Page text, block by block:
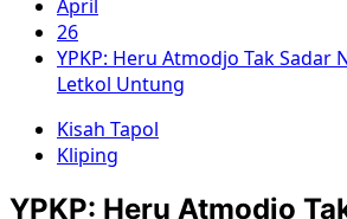
April
26
YPKP: Heru Atmodjo Tak Sadar
Letkol Untung
Kisah Tapol
Kliping
YPKP: Heru Atmodjo